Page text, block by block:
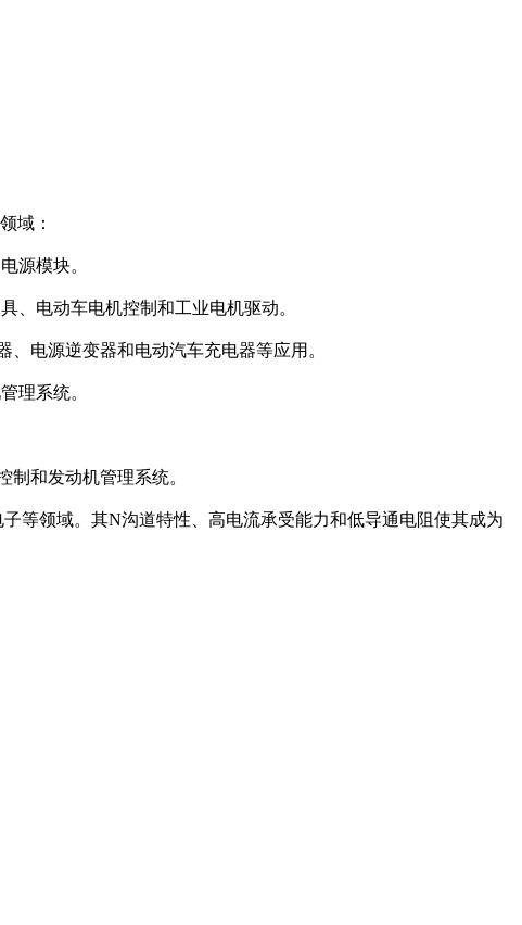
域：
源模块。
、电动车电机控制和工业电机驱动。
电源逆变器和电动汽车充电器等应用。
理系统。
和发动机管理系统。
等领域。其N沟道特性、高电流承受能力和低导通电阻使其成为